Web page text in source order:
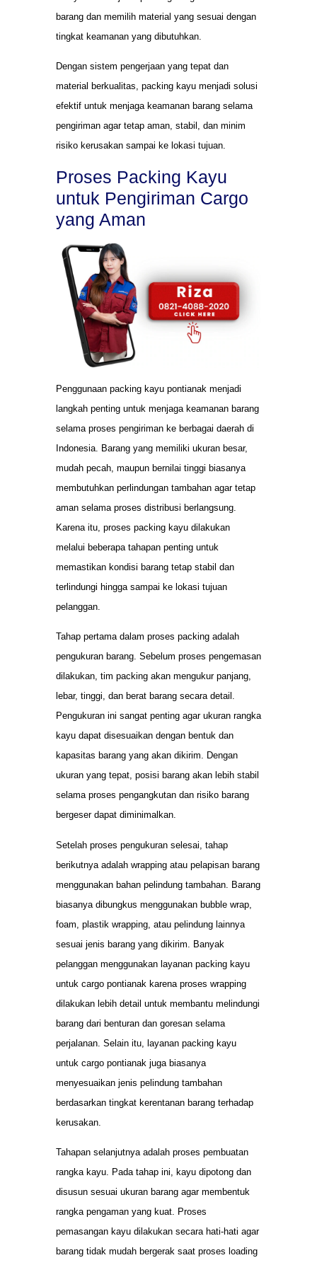
barang dan memilih material yang sesuai dengan
tingkat keamanan yang dibutuhkan.
Dengan sistem pengerjaan yang tepat dan
material berkualitas, packing kayu menjadi solusi
efektif untuk menjaga keamanan barang selama
pengiriman agar tetap aman, stabil, dan minim
risiko kerusakan sampai ke lokasi tujuan.
Proses Packing Kayu
untuk Pengiriman Cargo
yang Aman
Penggunaan packing kayu pontianak menjadi
langkah penting untuk menjaga keamanan barang
selama proses pengiriman ke berbagai daerah di
Indonesia. Barang yang memiliki ukuran besar,
mudah pecah, maupun bernilai tinggi biasanya
membutuhkan perlindungan tambahan agar tetap
aman selama proses distribusi berlangsung.
Karena itu, proses packing kayu dilakukan
melalui beberapa tahapan penting untuk
memastikan kondisi barang tetap stabil dan
terlindungi hingga sampai ke lokasi tujuan
pelanggan.
Tahap pertama dalam proses packing adalah
pengukuran barang. Sebelum proses pengemasan
dilakukan, tim packing akan mengukur panjang,
lebar, tinggi, dan berat barang secara detail.
Pengukuran ini sangat penting agar ukuran rangka
kayu dapat disesuaikan dengan bentuk dan
kapasitas barang yang akan dikirim. Dengan
ukuran yang tepat, posisi barang akan lebih stabil
selama proses pengangkutan dan risiko barang
bergeser dapat diminimalkan.
Setelah proses pengukuran selesai, tahap
berikutnya adalah wrapping atau pelapisan barang
menggunakan bahan pelindung tambahan. Barang
biasanya dibungkus menggunakan bubble wrap,
foam, plastik wrapping, atau pelindung lainnya
sesuai jenis barang yang dikirim. Banyak
pelanggan menggunakan layanan packing kayu
untuk cargo pontianak karena proses wrapping
dilakukan lebih detail untuk membantu melindungi
barang dari benturan dan goresan selama
perjalanan. Selain itu, layanan packing kayu
untuk cargo pontianak juga biasanya
menyesuaikan jenis pelindung tambahan
berdasarkan tingkat kerentanan barang terhadap
kerusakan.
Tahapan selanjutnya adalah proses pembuatan
rangka kayu. Pada tahap ini, kayu dipotong dan
disusun sesuai ukuran barang agar membentuk
rangka pengaman yang kuat. Proses
pemasangan kayu dilakukan secara hati-hati agar
barang tidak mudah bergerak saat proses loading